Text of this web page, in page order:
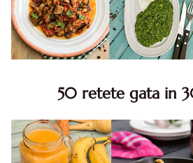
50 retete gata in
minute. Retete rapide. Retete
retete mancare